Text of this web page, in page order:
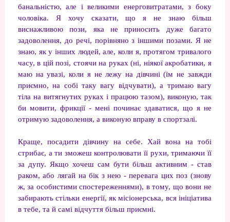
банальністю, але і великими енерговитратами, з боку
чоловіка. Я хочу сказати, що я не знаю більш
виснажливою пози, яка не приносить дуже багато
задоволення, до речі, порівняно з іншими позами. Я не
знаю, як у інших людей, але, коли я, протягом тривалого
часу, в цій позі, стоячи на руках (ні, ніякої акробатики, я
маю на увазі, коли я не лежу на дівчині (їм не завжди
приємно, на собі таку вагу відчувати), а тримаю вагу
тіла на витягнутих руках і працюю тазом), виконую, так
би мовити, фрикції - мені починає здаватися, що я не
отримую задоволення, а виконую вправу в спортзалі.
Краще, посадити дівчину на себе. Хай вона на тобі
стрибає, а ти зможеш контролювати її рухи, тримаючи її
за дупу. Якщо хочеш сам бути більш активним - став
раком, або лягай на бік з нею - перевага цих поз (знову
ж, за особистими спостереженнями), в тому, що вони не
забирають стільки енергії, як місіонерська, вся ініціатива
в тебе, та й самі відчуття більш приємні.